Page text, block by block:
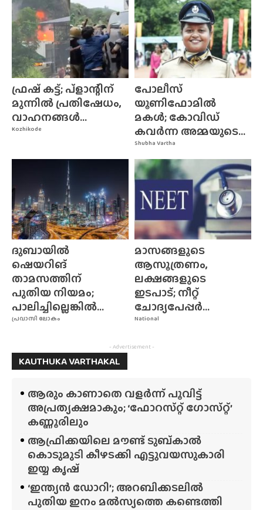
Kozhikode
ഫ്രഷ് കട്ട്; പ്ളാന്റിന്
മുന്നിൽ പ്രതിഷേധം,
വാഹനങ്ങൾ...
Shubha Vartha
പോലീസ്
യൂണിഫോമിൽ
മകൾ; കോവിഡ്
കവർന്ന അമ്മയുടെ...
പ്രവാസി ലോകം
ദുബായിൽ
ഷെയറിങ്
താമസത്തിന്
പുതിയ നിയമം;
പാലിച്ചില്ലെങ്കിൽ...
National
മാസങ്ങളുടെ
ആസൂത്രണം,
ലക്ഷങ്ങളുടെ
ഇടപാട്; നീറ്റ്
ചോദ്യപേപ്പർ...
- Advertisement -
KAUTHUKA VARTHAKAL
ആരും കാണാതെ വളർന്ന് പൂവിട്ട്
അപ്രത്യക്ഷമാകും; ‘ഫോറസ്‌റ്റ്‌ ഗോസ്‌റ്റ്’
കണ്ണൂരിലും
ആഫ്രിക്കയിലെ മൗണ്ട് ടുബ്‌കാൽ
കൊടുമുടി കീഴടക്കി എട്ടുവയസുകാരി
ഇയ്യ കൃഷ്
‘ഇന്ത്യൻ ഡോറി’; അറബിക്കടലിൽ
പുതിയ ഇനം മൽസ്യത്തെ കണ്ടെത്തി